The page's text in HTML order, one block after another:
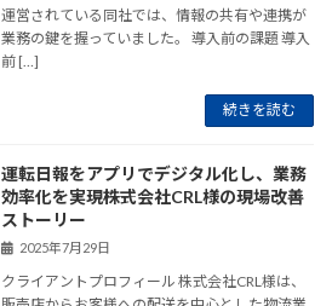
運営されている同社では、情報の共有や連携が
業務の鍵を握っていました。 導入前の課題 導入
前 […]
続きを読む
運転日報をアプリでデジタル化し、業務
効率化を実現――株式会社CRL様の現場改善
ストーリー
2025年7月29日
クライアントプロフィール 株式会社CRL様は、